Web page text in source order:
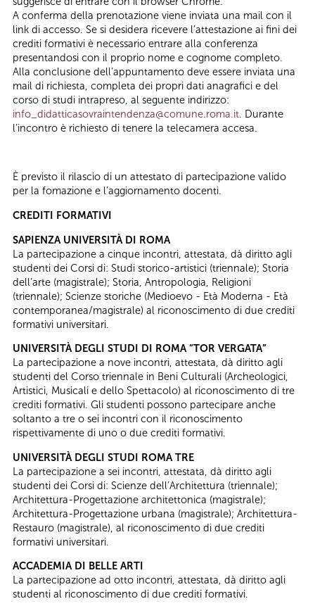
A conferma della prenotazione viene inviata una mail con il
link di accesso. Se si desidera ricevere l’attestazione ai fini dei
crediti formativi è necessario entrare alla conferenza
presentandosi con il proprio nome e cognome completo.
Alla conclusione dell’appuntamento deve essere inviata una
mail di richiesta, completa dei propri dati anagrafici e del
corso di studi intrapreso, al seguente indirizzo:
info_didatticasovraintendenza@comune.roma.it. Durante
l’incontro è richiesto di tenere la telecamera accesa.
È previsto il rilascio di un attestato di partecipazione valido
per la fomazione e l’aggiornamento docenti.
CREDITI FORMATIVI
SAPIENZA UNIVERSITÀ DI ROMA
La partecipazione a cinque incontri, attestata, dà diritto agli
studenti dei Corsi di: Studi storico-artistici (triennale); Storia
dell’arte (magistrale); Storia, Antropologia, Religioni
(triennale); Scienze storiche (Medioevo - Età Moderna - Età
contemporanea/magistrale) al riconoscimento di due crediti
formativi universitari.
UNIVERSITÀ DEGLI STUDI DI ROMA “TOR VERGATA”
La partecipazione a nove incontri, attestata, dà diritto agli
studenti del Corso triennale in Beni Culturali (Archeologici,
Artistici, Musicali e dello Spettacolo) al riconoscimento di tre
crediti formativi. Gli studenti possono partecipare anche
soltanto a tre o sei incontri con il riconoscimento
rispettivamente di uno o due crediti formativi.
UNIVERSITÀ DEGLI STUDI ROMA TRE
La partecipazione a sei incontri, attestata, dà diritto agli
studenti dei Corsi di: Scienze dell’Architettura (triennale);
Architettura-Progettazione architettonica (magistrale);
Architettura-Progettazione urbana (magistrale); Architettura-
Restauro (magistrale), al riconoscimento di due crediti
formativi universitari.
ACCADEMIA DI BELLE ARTI
La partecipazione ad otto incontri, attestata, dà diritto agli
studenti al riconoscimento di due crediti formativi.